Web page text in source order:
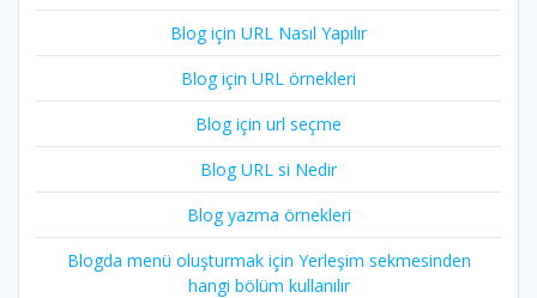
Blog için URL Nasıl Yapılır
Blog için URL örnekleri
Blog için url seçme
Blog URL si Nedir
Blog yazma örnekleri
Blogda menü oluşturmak için Yerleşim sekmesinden
hangi bölüm kullanılır